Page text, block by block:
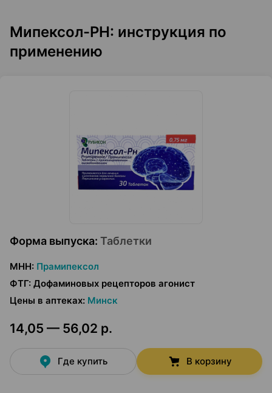
Мипексол-PH: инструкция по
применению
Форма выпуска: Таблетки
МНН: Прамипексол
ФТГ: Дофаминовых рецепторов агонист
Цены в аптеках: Минск
14,05 — 56,02 р.
Где купить В корзину